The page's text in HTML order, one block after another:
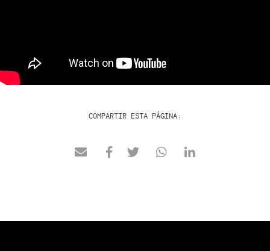
COMPARTIR ESTA PÁGINA: